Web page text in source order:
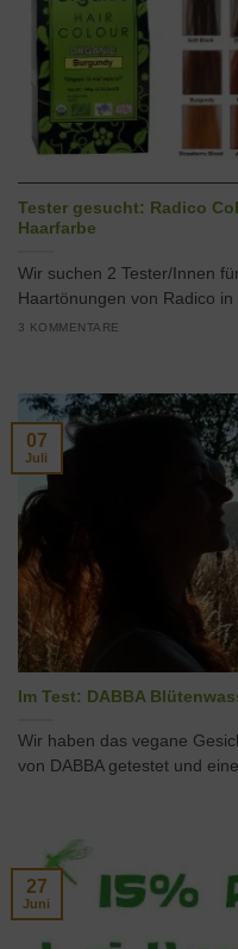
Tester gesucht: Radico
Haarfarbe
Wir suchen 2 Tester/Innen
Haartönungen von Radico in
3 KOMMENTARE
Im Test: DABBA
Wir haben das vegane
von DABBA getestet und
07
Juli
27
Juni